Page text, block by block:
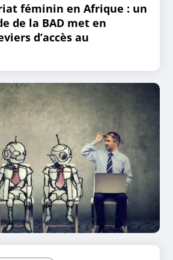
féminin en Afrique : un
de la BAD met en
d’accès au